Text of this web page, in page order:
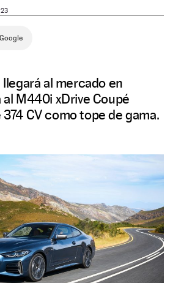
llegará al mercado en
M440i xDrive Coupé
CV como tope de gama.